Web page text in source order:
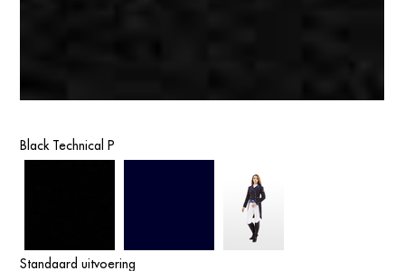
Black Technical P
Standaard uitvoering